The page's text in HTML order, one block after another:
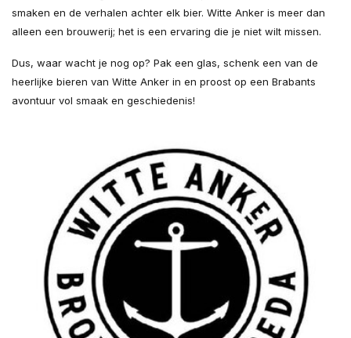
smaken en de verhalen achter elk bier. Witte Anker is meer dan
alleen een brouwerij; het is een ervaring die je niet wilt missen.
Dus, waar wacht je nog op? Pak een glas, schenk een van de
heerlijke bieren van Witte Anker in en proost op een Brabants
avontuur vol smaak en geschiedenis!